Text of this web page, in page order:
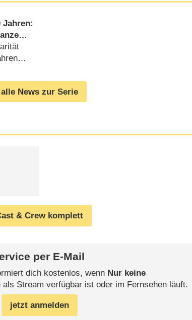
Jahren:
alle News zur Serie
& Crew komplett
per E-Mail
dich kostenlos, wenn Nur keine
Stream verfügbar ist oder im Fernsehen läuft.
jetzt anmelden